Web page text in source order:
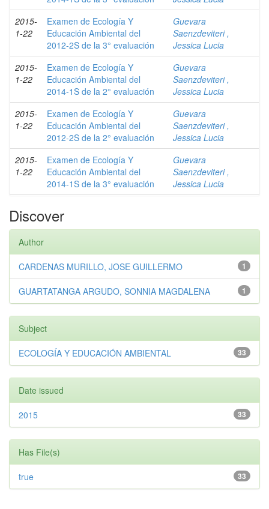
2015-
1-22
Examen de Ecología Y
Educación Ambiental del
2012-2S de la 3° evaluación
Guevara
Saenzdeviteri ,
Jessica Lucia
2015-
1-22
Examen de Ecología Y
Educación Ambiental del
2014-1S de la 2° evaluación
Guevara
Saenzdeviteri ,
Jessica Lucia
2015-
1-22
Examen de Ecología Y
Educación Ambiental del
2012-2S de la 2° evaluación
Guevara
Saenzdeviteri ,
Jessica Lucia
2015-
1-22
Examen de Ecología Y
Educación Ambiental del
2014-1S de la 3° evaluación
Guevara
Saenzdeviteri ,
Jessica Lucia
Discover
Author
1
CARDENAS MURILLO, JOSE GUILLERMO
1
GUARTATANGA ARGUDO, SONNIA MAGDALENA
Subject
33
ECOLOGÍA Y EDUCACIÓN AMBIENTAL
Date issued
33
2015
Has File(s)
33
true